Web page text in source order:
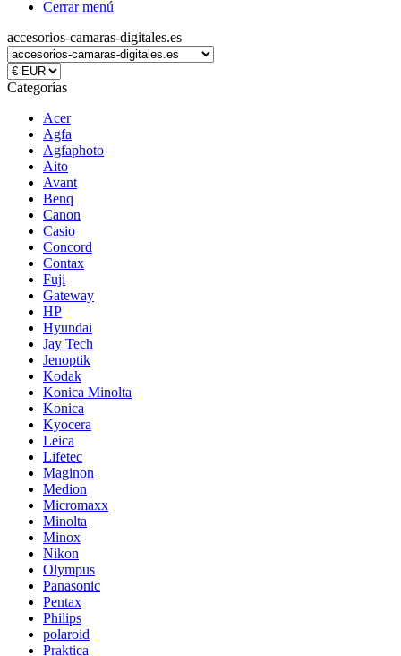
Cerrar menú
accesorios-camaras-digitales.es
Categorías
Acer
Agfa
Agfaphoto
Aito
Avant
Benq
Canon
Casio
Concord
Contax
Fuji
Gateway
HP
Hyundai
Jay Tech
Jenoptik
Kodak
Konica Minolta
Konica
Kyocera
Leica
Lifetec
Maginon
Medion
Micromaxx
Minolta
Minox
Nikon
Olympus
Panasonic
Pentax
Philips
polaroid
Praktica